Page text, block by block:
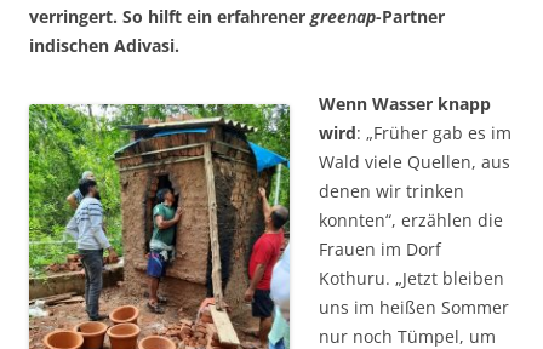
verringert. So hilft ein erfahrener greenap-Partner
indischen Adivasi.
Wenn Wasser knapp
wird: „Früher gab es im
Wald viele Quellen, aus
denen wir trinken
konnten“, erzählen die
Frauen im Dorf
Kothuru. „Jetzt bleiben
uns im heißen Sommer
nur noch Tümpel, um